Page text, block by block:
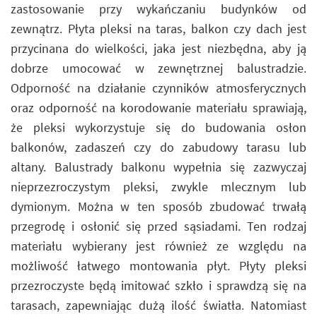
zastosowanie przy wykańczaniu budynków od
zewnątrz. Płyta pleksi na taras, balkon czy dach jest
przycinana do wielkości, jaka jest niezbędna, aby ją
dobrze umocować w zewnętrznej balustradzie.
Odporność na działanie czynników atmosferycznych
oraz odporność na korodowanie materiału sprawiają,
że pleksi wykorzystuje się do budowania osłon
balkonów, zadaszeń czy do zabudowy tarasu lub
altany. Balustrady balkonu wypełnia się zazwyczaj
nieprzezroczystym pleksi, zwykle mlecznym lub
dymionym. Można w ten sposób zbudować trwałą
przegrodę i osłonić się przed sąsiadami. Ten rodzaj
materiału wybierany jest również ze względu na
możliwość łatwego montowania płyt. Płyty pleksi
przezroczyste będą imitować szkło i sprawdzą się na
tarasach, zapewniając dużą ilość światła. Natomiast